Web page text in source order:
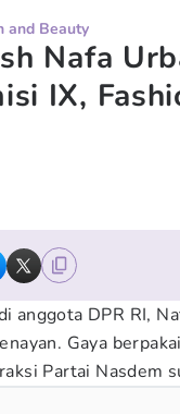
and Beauty
Nafa
IX,
anggota DPR RI,
Gaya
Partai Nasdem